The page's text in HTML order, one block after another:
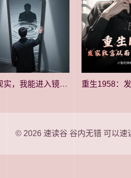
人在现实，我能进入镜中世界
© 2026 速读谷 谷内无错 可以速